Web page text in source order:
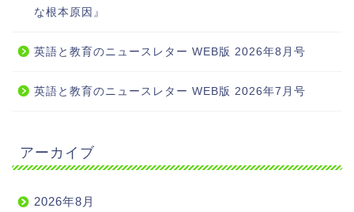
な根本原因』
英語と教育のニュースレター WEB版 2026年8月号
英語と教育のニュースレター WEB版 2026年7月号
アーカイブ
2026年8月